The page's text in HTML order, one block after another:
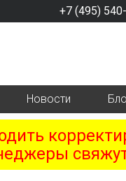
+7 (495)
Новости